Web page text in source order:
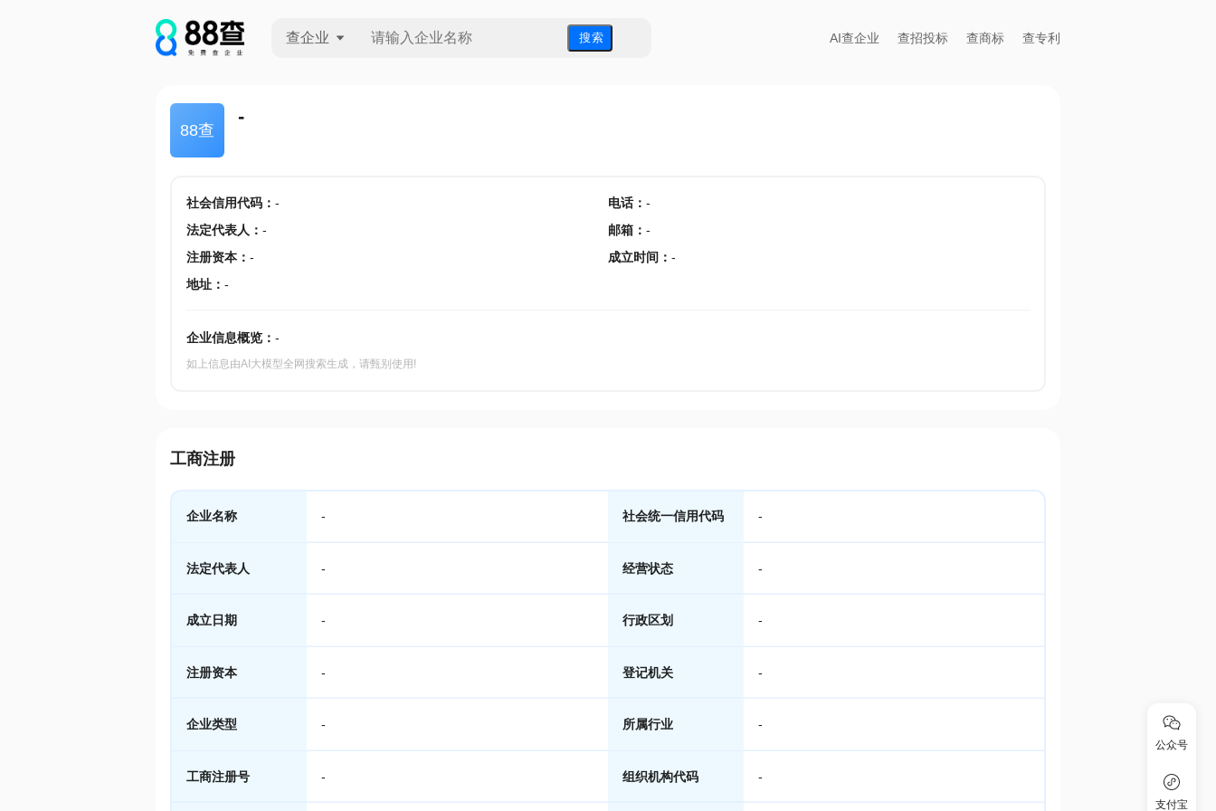
查企业 搜 索 AI查企业 查招投标 查商标 查专利
88查
-
社会信用代码： - 电话： -
法定代表人 ： - 邮箱 ： -
注册资本： - 成立时间 ： -
地址： -
企业信息概览： -
如上信息由AI大模型全网搜索生成，请甄别使用!
工商注册
企业名称 - 社会统一信用代码 -
法定代表人 - 经营状态 -
成立日期 - 行政区划 -
注册资本 - 登记机关 -
企业类型 - 所属行业 -
工商注册号 - 组织机构代码 -
公众号
支付宝